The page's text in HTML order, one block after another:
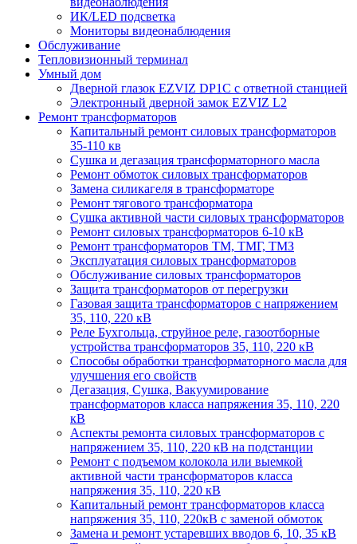
ИК/LED подсветка
Мониторы видеонаблюдения
Обслуживание
Тепловизионный терминал
Умный дом
Дверной глазок EZVIZ DP1C с ответной станцией
Электронный дверной замок EZVIZ L2
Ремонт трансформаторов
Капитальный ремонт силовых трансформаторов
35-110 кв
Сушка и дегазация трансформаторного масла
Ремонт обмоток силовых трансформаторов
Замена силикагеля в трансформаторе
Ремонт тягового трансформатора
Сушка активной части силовых трансформаторов
Ремонт силовых трансформаторов 6-10 кВ
Ремонт трансформаторов ТМ, ТМГ, ТМЗ
Эксплуатация силовых трансформаторов
Обслуживание силовых трансформаторов
Защита трансформаторов от перегрузки
Газовая защита трансформаторов с напряжением
35, 110, 220 кВ
Реле Бухгольца, струйное реле, газоотборные
устройства трансформаторов 35, 110, 220 кВ
Способы обработки трансформаторного масла для
улучшения его свойств
Дегазация, Сушка, Вакуумирование
трансформаторов класса напряжения 35, 110, 220
кВ
Аспекты ремонта силовых трансформаторов с
напряжением 35, 110, 220 кВ на подстанции
Ремонт с подъемом колокола или выемкой
активной части трансформаторов класса
напряжения 35, 110, 220 кВ
Капитальный ремонт трансформаторов класса
напряжения 35, 110, 220кВ с заменой обмоток
Замена и ремонт устаревших вводов 6, 10, 35 кВ